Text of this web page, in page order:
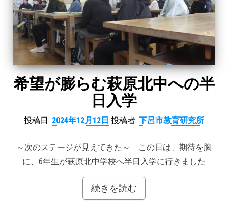
希望が膨らむ萩原北中への半
日入学
投稿日: 2024年12月12日 投稿者: 下呂市教育研究所
～次のステージが見えてきた～ この日は、期待を胸
に、6年生が萩原北中学校へ半日入学に行きました
続きを読む